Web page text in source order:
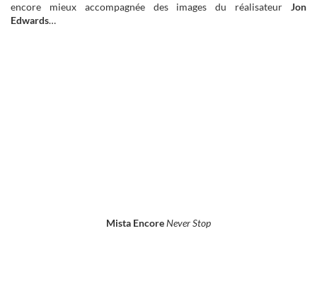
encore mieux accompagnée des images du réalisateur Jon
Edwards…
Mista EncoreNever Stop